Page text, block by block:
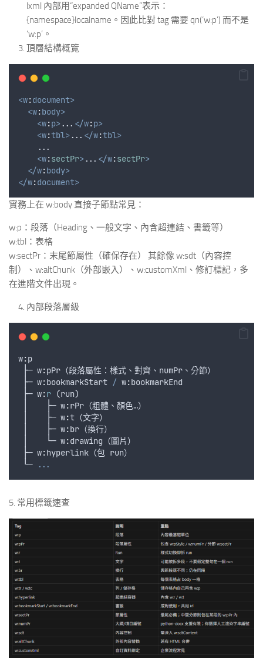
lxml 內部用“expanded QName”表示：
{namespace}localname。因此比對 tag 需要 qn(‘w:p’) 而不是
‘w:p’。
頂層結構概覽
<w:document>
<w:body>
<w:p>... </w:p>
<w:tbl>... </w:tbl>
    ...
<w:sectPr>... </w:sectPr>
</w:body>
</w:document>
實務上在 w:body 直接子節點常見：
w:p：段落（Heading、一般文字、內含超連結、書籤等）
w:tbl：表格
w:sectPr：末尾節屬性（確保存在） 其餘像 w:sdt（內容控
制）、w:altChunk（外部嵌入）、w:customXml、修訂標記，多
在進階文件出現。
內部段落層級
w:p
├─ w:pPr （段落屬性 ： 樣式 、 對齊 、 numPr 、 分節）
├─ w:bookmarkStart / w:bookmarkEnd
├─ w:r (run)
│    ├─ w:rPr （粗體 、 顏色…）
│    ├─ w:t （文字）
│    ├─ w:br （換行）
│    └─ w:drawing （圖片 ）
├─ w:hyperlink （包 run）
└─ ...
5. 常用標籤速查